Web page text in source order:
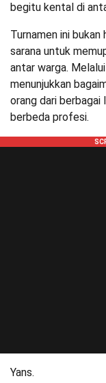
begitu kental di
Turnamen ini
sarana untuk
antar warga.
menunjukkan
orang dari berbagai
berbeda profesi.
Yans.